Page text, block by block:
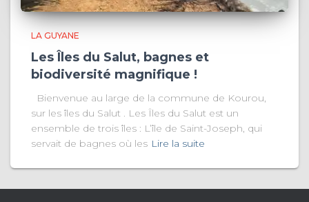
LA GUYANE
Les Îles du Salut, bagnes et
biodiversité magnifique !
Bienvenue au large de la commune de Kourou,
sur les îles du Salut . Les Îles du Salut est un
ensemble de trois îles : L’île de Saint-Joseph, qui
servait de bagnes où les Lire la suite